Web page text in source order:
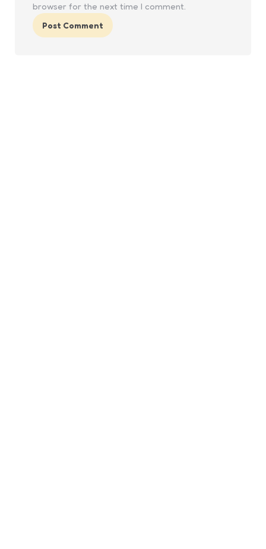
browser for the next time I comment.